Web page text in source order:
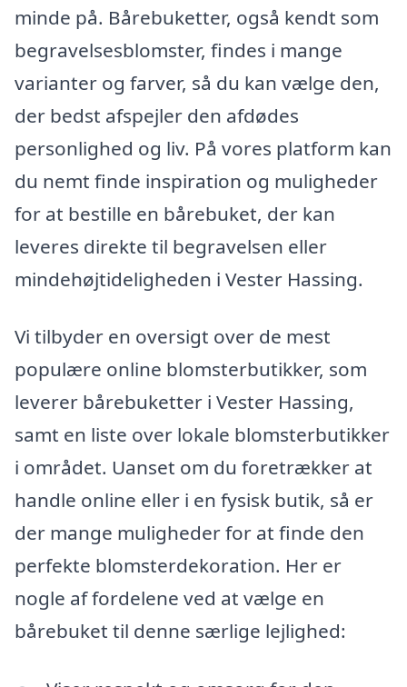
minde på. Bårebuketter, også kendt som
begravelsesblomster, findes i mange
varianter og farver, så du kan vælge den,
der bedst afspejler den afdødes
personlighed og liv. På vores platform kan
du nemt finde inspiration og muligheder
for at bestille en bårebuket, der kan
leveres direkte til begravelsen eller
mindehøjtideligheden i Vester Hassing.
Vi tilbyder en oversigt over de mest
populære online blomsterbutikker, som
leverer bårebuketter i Vester Hassing,
samt en liste over lokale blomsterbutikker
i området. Uanset om du foretrækker at
handle online eller i en fysisk butik, så er
der mange muligheder for at finde den
perfekte blomsterdekoration. Her er
nogle af fordelene ved at vælge en
bårebuket til denne særlige lejlighed: